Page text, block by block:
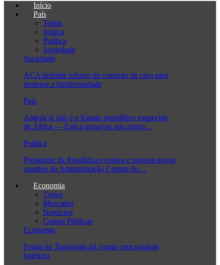
Início
País
Todos
Justiça
Política
Sociedade
Sociedade
ACA defende reforço do controlo da caça para
proteger a biodiversidade
País
Angola já não é o Estado petrolífero esquecido
de África — Está a tornar-se um centro…
Política
Presidente da República exonera e nomeia novos
quadros da Administração Central do…
Economia
Todos
Mercados
Negócios
Contas Públicas
Economia
Fenda da Tundavala irá contar com unidade
hoteleira